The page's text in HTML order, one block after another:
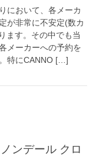
において、各メーカ
が非常に不安定(数カ
ます。その中でも当
メーカーへの予約を
特にCANNO […]